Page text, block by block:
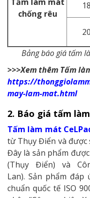
chống rêu
Bảng báo giá tấm
>>>Xem thêm Tấm
https://
may-lam-mat.html
2. Báo giá tấm
Tấm làm mát
từ Thụy Điển và được
Đây là sản phẩm
(Thụy Điển) và
Lan). Sản phẩm đáp
chuẩn quốc tế ISO